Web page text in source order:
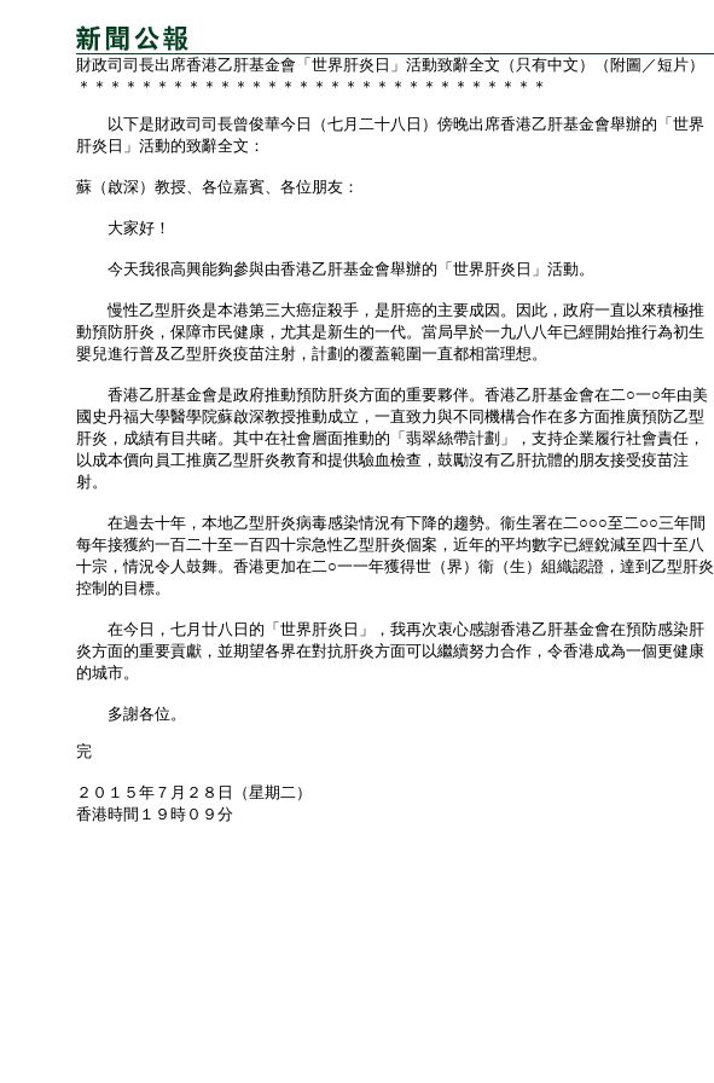
財政司司長出席香港乙肝基金會「世界肝炎日」活動致辭全文（只有中文）（附圖／短片）
＊＊＊＊＊＊＊＊＊＊＊＊＊＊＊＊＊＊＊＊＊＊＊＊＊＊＊＊＊＊
以下是財政司司長曾俊華今日（七月二十八日）傍晚出席香港乙肝基金會舉辦的「世界
肝炎日」活動的致辭全文：
蘇（啟深）教授、各位嘉賓、各位朋友：
大家好！
今天我很高興能夠參與由香港乙肝基金會舉辦的「世界肝炎日」活動。
慢性乙型肝炎是本港第三大癌症殺手，是肝癌的主要成因。因此，政府一直以來積極推
動預防肝炎，保障市民健康，尤其是新生的一代。當局早於一九八八年已經開始推行為初生
嬰兒進行普及乙型肝炎疫苗注射，計劃的覆蓋範圍一直都相當理想。
香港乙肝基金會是政府推動預防肝炎方面的重要夥伴。香港乙肝基金會在二○一○年由美
國史丹福大學醫學院蘇啟深教授推動成立，一直致力與不同機構合作在多方面推廣預防乙型
肝炎，成績有目共睹。其中在社會層面推動的「翡翠絲帶計劃」，支持企業履行社會責任，
以成本價向員工推廣乙型肝炎教育和提供驗血檢查，鼓勵沒有乙肝抗體的朋友接受疫苗注
射。
在過去十年，本地乙型肝炎病毒感染情況有下降的趨勢。衞生署在二○○○至二○○三年間
每年接獲約一百二十至一百四十宗急性乙型肝炎個案，近年的平均數字已經銳減至四十至八
十宗，情況令人鼓舞。香港更加在二○一一年獲得世（界）衞（生）組織認證，達到乙型肝炎
控制的目標。
在今日，七月廿八日的「世界肝炎日」，我再次衷心感謝香港乙肝基金會在預防感染肝
炎方面的重要貢獻，並期望各界在對抗肝炎方面可以繼續努力合作，令香港成為一個更健康
的城市。
多謝各位。
完
２０１５年７月２８日（星期二）
香港時間１９時０９分